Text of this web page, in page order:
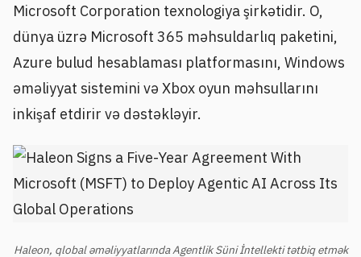
Microsoft Corporation texnologiya şirkətidir. O,
dünya üzrə Microsoft 365 məhsuldarlıq paketini,
Azure bulud hesablaması platformasını, Windows
əməliyyat sistemini və Xbox oyun məhsullarını
inkişaf etdirir və dəstəkləyir.
Haleon, qlobal əməliyyatlarında Agentlik Süni İntellekti tətbiq etmək